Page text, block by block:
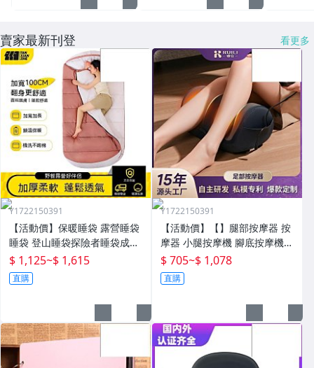
賣家最新刊登 看更多
Y1722150391
【活動價】保暖睡袋 露營睡袋
睡袋 登山睡袋探險者睡袋成人
冬季加厚防寒加大戶外露營大
人抗寒四季通用款保暖
$ 1,125~$ 1,615
直購
Y1722150391
【活動價】【】腿部按摩器 按
摩器 小腿按摩機 腳底按摩機
深層按摩儀 小腿按摩儀全自動
揉捏腿部按摩器全腿底腳熱敷
腳部足底
$ 705~$ 1,078
直購